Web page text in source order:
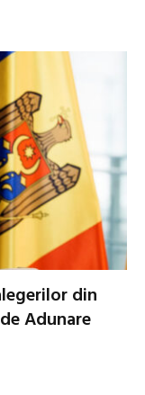
din
Adunare